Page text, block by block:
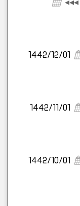
◂◂◂
1442/12/01
1442/11/01
1442/10/01